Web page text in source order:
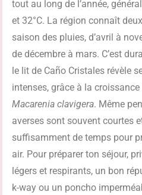
tout au long de l’année,
et 32°C. La région connaît
saison des pluies, d’avril à
de décembre à mars. C’est
le lit de Caño Cristales révèle
intenses, grâce à la
Macarenia clavigera. Même
averses sont souvent courtes
suffisamment de temps pour
air. Pour préparer ton séjour,
légers et respirants, un bon
k-way ou un poncho